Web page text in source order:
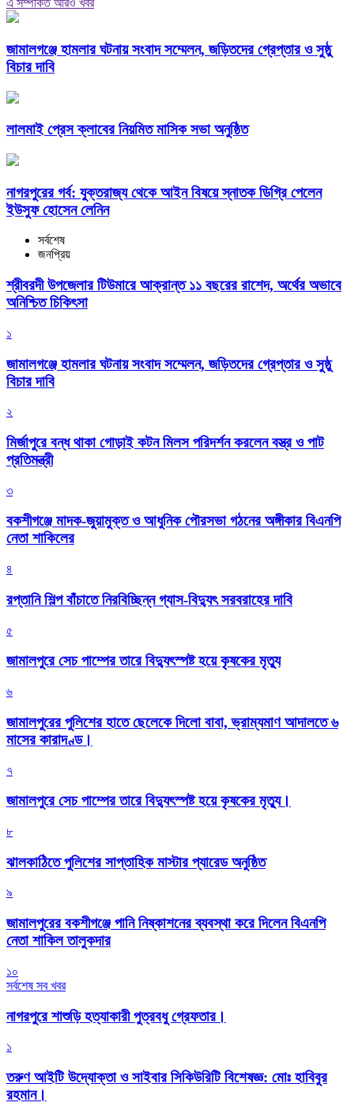
এ সম্পর্কিত আরও খবর
জামালগঞ্জে হামলার ঘটনায় সংবাদ সম্মেলন, জড়িতদের গ্রেপ্তার ও সুষ্ঠু
বিচার দাবি
লালমাই প্রেস ক্লাবের নিয়মিত মাসিক সভা অনুষ্ঠিত
নাগরপুরের গর্ব: যুক্তরাজ্য থেকে আইন বিষয়ে স্নাতক ডিগ্রি পেলেন
ইউসুফ হোসেন লেনিন
সর্বশেষ
জনপ্রিয়
শ্রীবরদী উপজেলার টিউমারে আক্রান্ত ১১ বছরের রাশেদ, অর্থের অভাবে
অনিশ্চিত চিকিৎসা
১
জামালগঞ্জে হামলার ঘটনায় সংবাদ সম্মেলন, জড়িতদের গ্রেপ্তার ও সুষ্ঠু
বিচার দাবি
২
মির্জাপুরে বন্ধ থাকা গোড়াই কটন মিলস পরিদর্শন করলেন বস্ত্র ও পাট
প্রতিমন্ত্রী
৩
বকশীগঞ্জে মাদক-জুয়ামুক্ত ও আধুনিক পৌরসভা গঠনের অঙ্গীকার বিএনপি
নেতা শাকিলের
৪
রপ্তানি শিল্প বাঁচাতে নিরবিচ্ছিন্ন গ্যাস-বিদ্যুৎ সরবরাহের দাবি
৫
জামালপুরে সেচ পাম্পের তারে বিদ্যুৎস্পষ্ট হয়ে কৃষকের মৃত্যু
৬
জামালপুরের পুলিশের হাতে ছেলেকে দিলো বাবা, ভ্রাম্যমাণ আদালতে ৬
মাসের কারাদণ্ড।
৭
জামালপুরে সেচ পাম্পের তারে বিদ্যুৎস্পষ্ট হয়ে কৃষকের মৃত্যু।
৮
‎ঝালকাঠিতে পুলিশের সাপ্তাহিক মাস্টার প্যারেড অনুষ্ঠিত
৯
জামালপুরের বকশীগঞ্জে পানি নিষ্কাশনের ব্যবস্থা করে দিলেন বিএনপি
নেতা শাকিল তালুকদার
১০
সর্বশেষ সব খবর
নাগরপুরে শাশুড়ি হত্যাকারী পুত্রবধু গ্রেফতার।
১
তরুণ আইটি উদ্যোক্তা ও সাইবার সিকিউরিটি বিশেষজ্ঞ: মোঃ হাবিবুর
রহমান।